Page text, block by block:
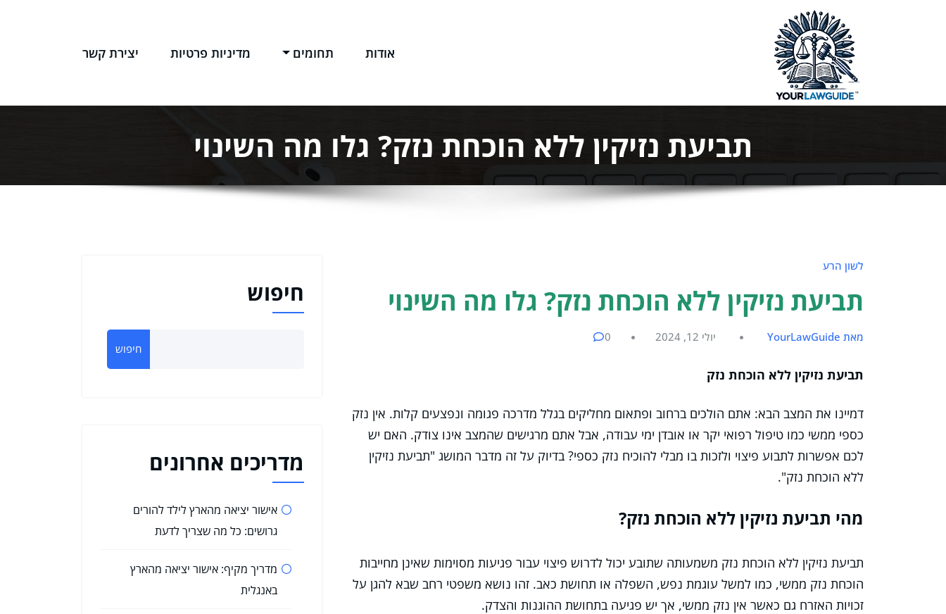
אודות תחומים מדיניות פרטיות יצירת קשר
תביעת נזיקין ללא הוכחת נזק? גלו מה השינוי
לשון הרע
תביעת נזיקין ללא הוכחת נזק? גלו מה השינוי
מאת YourLawGuide יולי 12, 2024 0
תביעת נזיקין ללא הוכחת נזק
דמיינו את המצב הבא: אתם הולכים ברחוב ופתאום מחליקים בגלל מדרכה פגומה ונפצעים קלות. אין נזק
כספי ממשי כמו טיפול רפואי יקר או אובדן ימי עבודה, אבל אתם מרגישים שהמצב אינו צודק. האם יש
לכם אפשרות לתבוע פיצוי ולזכות בו מבלי להוכיח נזק כספי? בדיוק על זה מדבר המושג "תביעת נזיקין
ללא הוכחת נזק".
מהי תביעת נזיקין ללא הוכחת נזק?
תביעת נזיקין ללא הוכחת נזק משמעותה שתובע יכול לדרוש פיצוי עבור פגיעות מסוימות שאינן מחייבות
הוכחת נזק ממשי, כמו למשל עוגמת נפש, השפלה או תחושת כאב. זהו נושא משפטי רחב שבא להגן על
זכויות האזרח גם כאשר אין נזק ממשי, אך יש פגיעה בתחושת ההוגנות והצדק.
חיפוש
חיפוש
מדריכים אחרונים
אישור יציאה מהארץ לילד להורים
גרושים: כל מה שצריך לדעת
מדריך מקיף: אישור יציאה מהארץ
באנגלית